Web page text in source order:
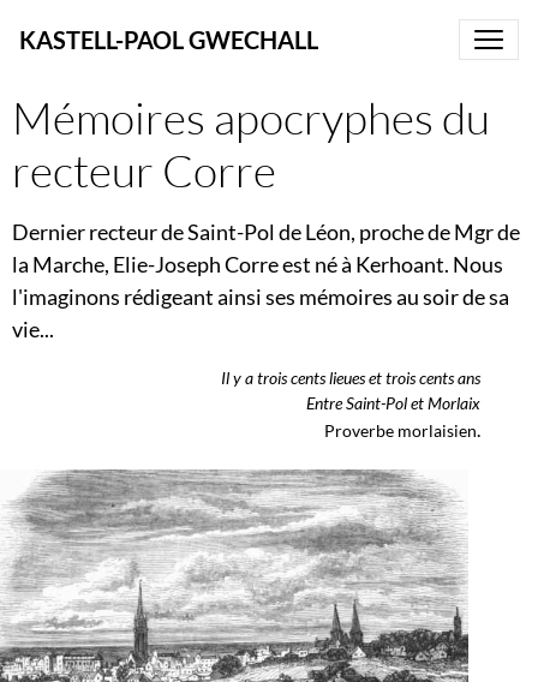
KASTELL-PAOL GWECHALL
Mémoires apocryphes du
recteur Corre
Dernier recteur de Saint-Pol de Léon, proche de Mgr de
la Marche, Elie-Joseph Corre est né à Kerhoant. Nous
l'imaginons rédigeant ainsi ses mémoires au soir de sa
vie...
Il y a trois cents lieues et trois cents ans
Entre Saint-Pol et Morlaix
Proverbe morlaisien.